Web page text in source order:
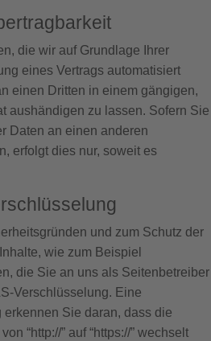
die wir auf Grundlage Ihrer
eines Vertrags automatisiert
einen Dritten in einem gängigen,
aushändigen zu lassen. Sofern Sie
Daten an einen anderen
erfolgt dies nur, soweit es
und zum Schutz der
wie zum Beispiel
die Sie an uns als Seitenbetreiber
Verschlüsselung. Eine
Sie daran, dass die
“http://” auf “https://” wechselt